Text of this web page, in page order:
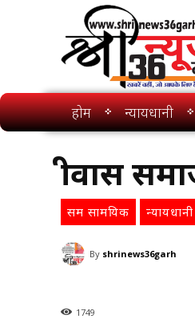
होम न्यायधानी
श्रीवास
सम सामयिक न्यायधानी
By shrinews36garh
1749